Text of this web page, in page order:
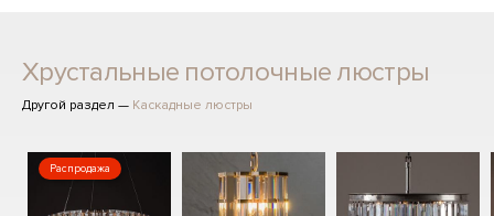
Хрустальные потолочные люстры
Другой раздел — Каскадные люстры
Распродажа